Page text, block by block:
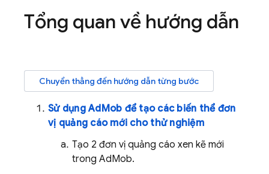
Tổng quan về hướng dẫn
Chuyển thẳng đến hướng dẫn từng bước
Sử dụngAdMob để tạo các biến thể đơn
vị quảng cáo mới cho thử nghiệm
Tạo 2 đơn vị quảng cáo xen kẽ mới
trong AdMob.